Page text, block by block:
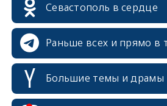
Севастополь в сердце
Раньше всех и прямо в
Большие темы и драмы